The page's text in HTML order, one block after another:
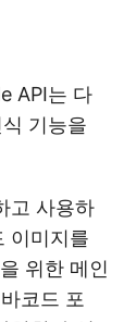
API는 다
기능을
고 사용하
이미지를
위한 메인
코드 포